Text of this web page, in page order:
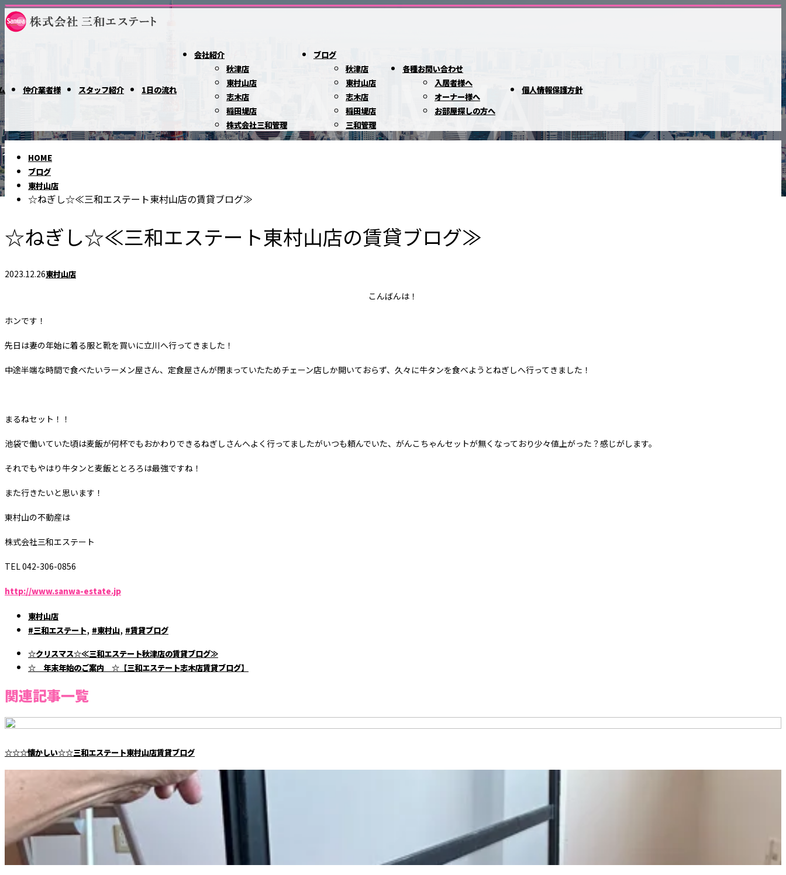
仲介業者様 スタッフ紹介 1日の流れ
会社紹介
秋津店
東村山店
志木店
稲田堤店
株式会社三和管理
ブログ
秋津店
東村山店
志木店
稲田堤店
三和管理
各種お問い合わせ
入居者様へ
オーナー様へ
お部屋探しの方へ
個人情報保護方針
BLOG
ブログHOME
ブログ
東村山店
☆ねぎし☆≪三和エステート東村山店の賃貸ブログ≫
☆ねぎし☆≪三和エステート東村山店の賃貸ブログ≫
2023.12.26東村山店
こんばんは！
ホンです！
先日は妻の年始に着る服と靴を買いに立川へ行ってきました！
中途半端な時間で食べたいラーメン屋さん、定食屋さんが閉まっていたためチェーン店しか開いておらず、久々に牛タンを食べようとねぎしへ行ってきました！
まるねセット！！
池袋で働いていた頃は麦飯が何杯でもおかわりできるねぎしさんへよく行ってましたがいつも頼んでいた、がんこちゃんセットが無くなっており少々値上がった？感じがします。
それでもやはり牛タンと麦飯ととろろは最強ですね！
また行きたいと思います！
東村山の不動産は
株式会社三和エステート
TEL 042-306-0856
http://www.sanwa-estate.jp
東村山店
#三和エステート, #東村山, #賃貸ブログ
☆クリスマス☆≪三和エステート秋津店の賃貸ブログ≫
☆ 年末年始のご案内 ☆【三和エステート志木店賃貸ブログ】
関連記事一覧
☆☆☆懐かしい☆☆三和エステート東村山店賃貸ブログ